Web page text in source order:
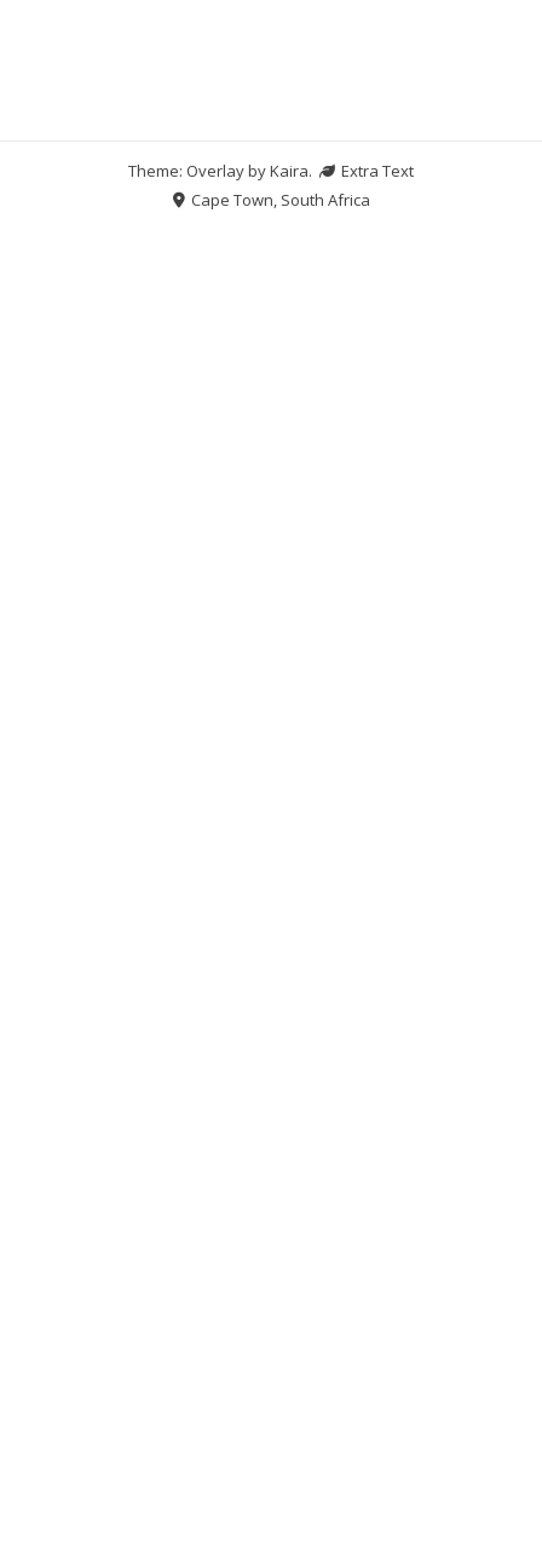
Theme: Overlay byKaira.
Extra Text
Cape Town, South Africa